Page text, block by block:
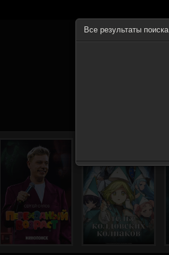
Все результаты